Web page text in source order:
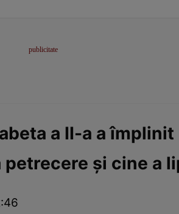
a II-a a
petrecere şi cine a